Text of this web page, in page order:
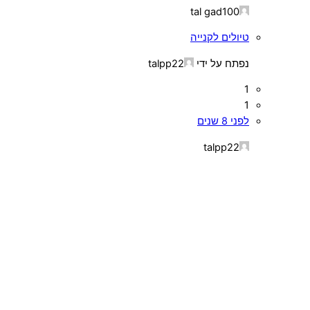
tal gad100
טיולים לקנייה
נפתח על ידי talpp22
1
1
לפני 8 שנים
talpp22